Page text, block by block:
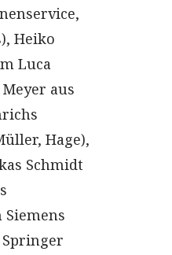
Heiko
Luca
aus
Hage),
Schmidt